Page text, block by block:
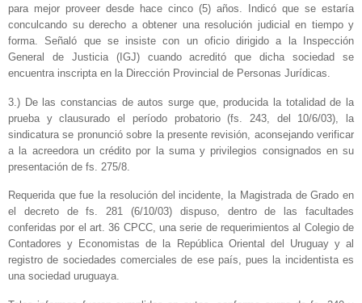
para mejor proveer desde hace cinco (5) años. Indicó que se estaría
conculcando su derecho a obtener una resolución judicial en tiempo y
forma. Señaló que se insiste con un oficio dirigido a la Inspección
General de Justicia (IGJ) cuando acreditó que dicha sociedad se
encuentra inscripta en la Dirección Provincial de Personas Jurídicas.
3.) De las constancias de autos surge que, producida la totalidad de la
prueba y clausurado el período probatorio (fs. 243, del 10/6/03), la
sindicatura se pronunció sobre la presente revisión, aconsejando verificar
a la acreedora un crédito por la suma y privilegios consignados en su
presentación de fs. 275/8.
Requerida que fue la resolución del incidente, la Magistrada de Grado en
el decreto de fs. 281 (6/10/03) dispuso, dentro de las facultades
conferidas por el art. 36 CPCC, una serie de requerimientos al Colegio de
Contadores y Economistas de la República Oriental del Uruguay y al
registro de sociedades comerciales de ese país, pues la incidentista es
una sociedad uruguaya.